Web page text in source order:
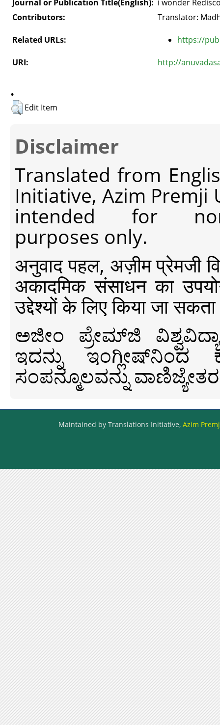
Journal or Publication Title(English): i wonder
Contributors:
Translator:
Related URLs: https://
URI: http://
.
Edit Item
Disclaimer
Translated from
Initiative, Azim Premji
intended for non-
purposes only.
अनुवाद पहल, अज़ीम प्रेमजी
अकादमिक संसाधन का
उद्देश्यों के लिए किया जा
ಅಜೀಂ ಪ್ರೇಮ್‍ಜಿ
ಇದನ್ನು ಇಂಗ್ಲೀಷ್‍ನಿಂದ
ಸಂಪನ್ಮೂಲವನ್ನು
Maintained by Translations Initiative, Azim